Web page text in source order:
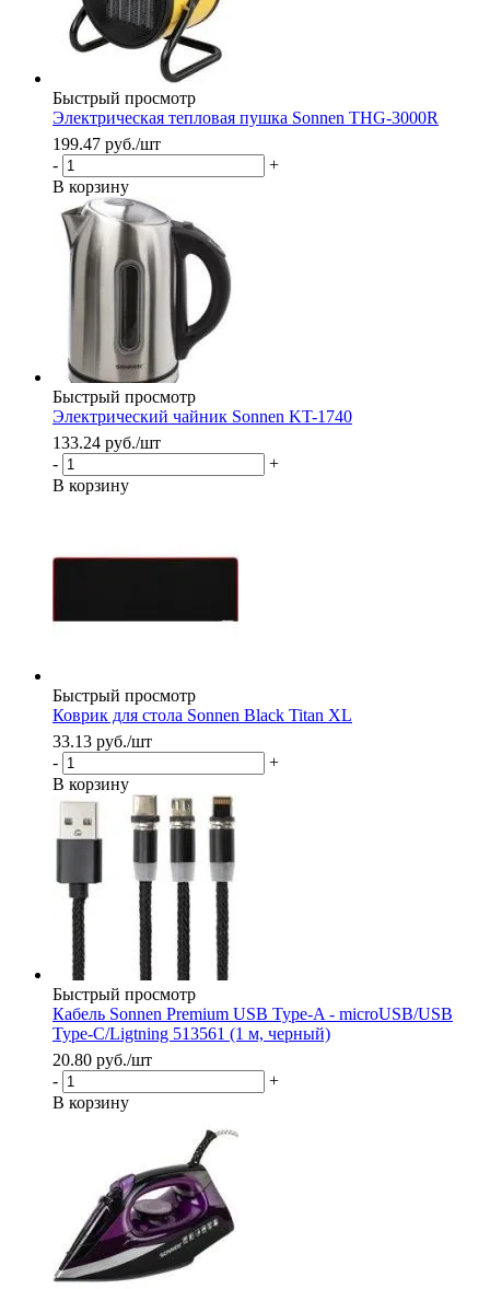
Быстрый просмотр
Электрическая тепловая пушка Sonnen THG-3000R
199.47 руб./шт
-
+
В корзину
Быстрый просмотр
Электрический чайник Sonnen KT-1740
133.24 руб./шт
-
+
В корзину
Быстрый просмотр
Коврик для стола Sonnen Black Titan XL
33.13 руб./шт
-
+
В корзину
Быстрый просмотр
Кабель Sonnen Premium USB Type-A - microUSB/USB
Type-C/Ligtning 513561 (1 м, черный)
20.80 руб./шт
-
+
В корзину